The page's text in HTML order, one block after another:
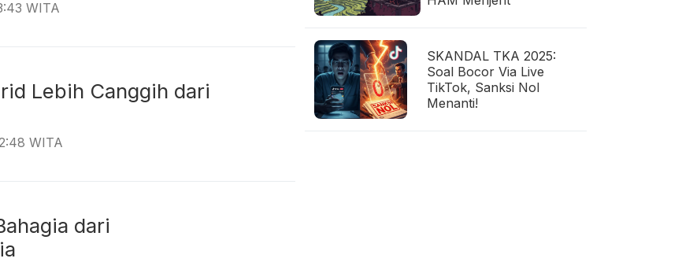
WITA
Lebih Canggih dari
WITA
dari
SKANDAL TKA 2025:
Soal Bocor Via Live
TikTok, Sanksi Nol
Menanti!